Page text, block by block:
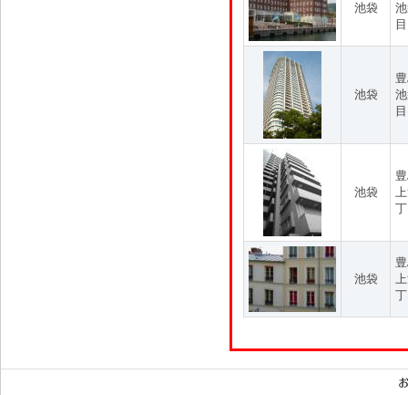
池袋
池袋
目
池袋
池袋